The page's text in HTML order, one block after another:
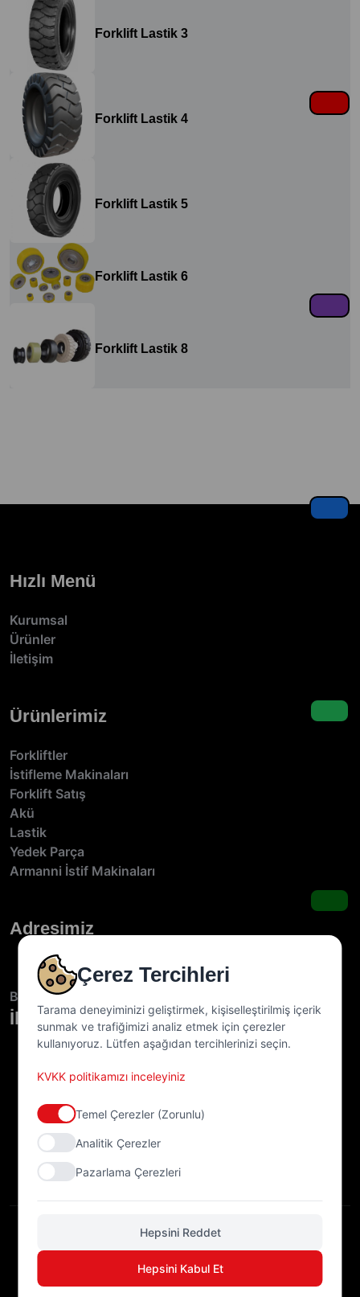
Forklift Lastik 3
Forklift Lastik 4
Forklift Lastik 5
Forklift Lastik 6
Forklift Lastik 8
Çerez Tercihleri
Tarama deneyiminizi geliştirmek, kişiselleştirilmiş içerik
sunmak ve trafiğimizi analiz etmek için çerezler
kullanıyoruz. Lütfen aşağıdan tercihlerinizi seçin.
KVKK politikamızı inceleyiniz
Temel Çerezler (Zorunlu)
Analitik Çerezler
Pazarlama Çerezleri
Hepsini Reddet
Hepsini Kabul Et
Hızlı Menü
Kurumsal
Ürünler
İletişim
Ürünlerimiz
Forkliftler
İstifleme Makinaları
Forklift Satış
Akü
Lastik
Yedek Parça
Armanni İstif Makinaları
Adresimiz
ikitelli OSB, Sefaköy Sanayi Sitesi, 2.Blok No.7
Başakşehir/İstanbul
İletişim Bilgilerimiz
+90 212 549 93 64
+90 507 918 82 58
DMS İSTİF MAKİNALARI© 2026 - Tüm Hakları